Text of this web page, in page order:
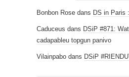
Bonbon Rose dans DS in Paris
Caduceus dans DSiP #871:
cadapableu topgun panivo
Vilainpabo dans DSiP